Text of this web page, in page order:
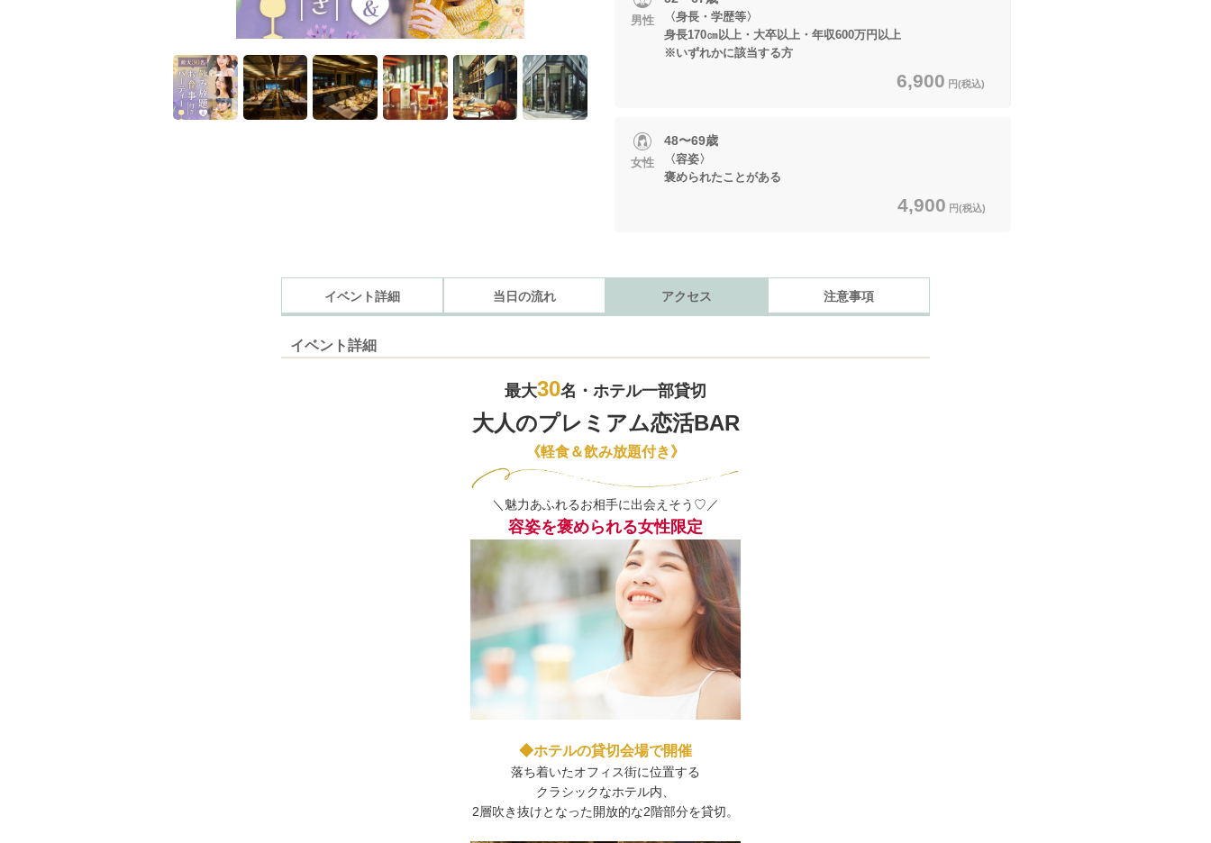
男性
〈身長・学歴等〉
身長170㎝以上・大卒以上・年収600万円以上
※いずれかに該当する方
6,900 円(税込)
女性
48〜69歳
〈容姿〉
褒められたことがある
4,900 円(税込)
イベント詳細 当日の流れ アクセス 注意事項
イベント詳細
最大30名・ホテル一部貸切
大人のプレミアム恋活BAR
《軽食＆飲み放題付き》
＼魅力あふれるお相手に出会えそう♡／
容姿を褒められる女性限定
◆ホテルの貸切会場で開催
落ち着いたオフィス街に位置する
クラシックなホテル内、
2層吹き抜けとなった開放的な2階部分を貸切。